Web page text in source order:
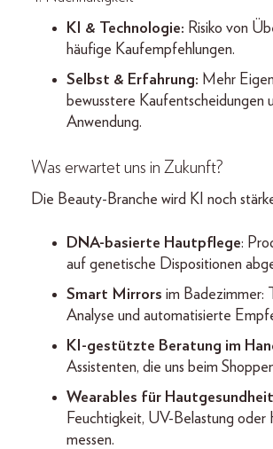
KI & Technologie: Risiko von
häufige Kaufempfehlungen.
Selbst & Erfahrung: Mehr
bewusstere Kaufentscheidungen
Anwendung.
Was erwartet uns in Zukunft?
Die Beauty-Branche wird KI noch
DNA-basierte Hautpflege:
auf genetische Dispositionen
Smart Mirrors im Badezimmer:
Analyse und automatisierte
KI-gestützte Beratung im
Assistenten, die uns beim
Wearables für Hautgesundheit
Feuchtigkeit, UV-Belastung oder
messen.